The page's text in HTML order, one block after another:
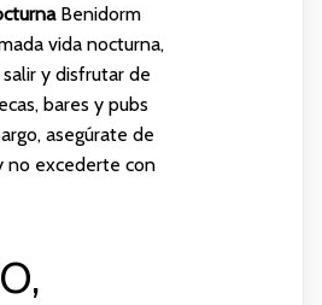
Benidorm
vida nocturna,
y disfrutar de
bares y pubs
asegúrate de
no excederte con